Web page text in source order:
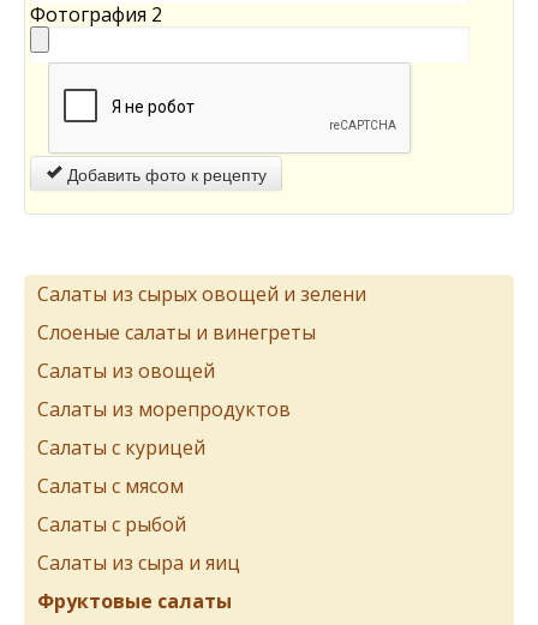
Фотография 2
Добавить фото к рецепту
Салаты из сырых овощей и зелени
Слоеные салаты и винегреты
Салаты из овощей
Салаты из морепродуктов
Салаты с курицей
Салаты с мясом
Салаты с рыбой
Салаты из сыра и яиц
Фруктовые салаты